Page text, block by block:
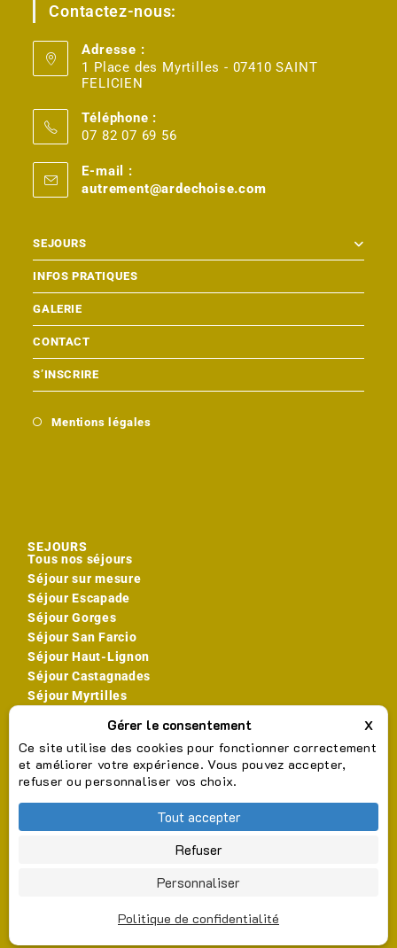
Ce site utilise des cookies pour fonctionner correctement
et améliorer votre expérience. Vous pouvez accepter,
refuser ou personnaliser vos choix.
Tout accepter
Refuser
Personnaliser
Politique de confidentialité
X
Contactez-nous:
Adresse :
1 Place des Myrtilles - 07410 SAINT
FELICIEN
Téléphone :
07 82 07 69 56
E-mail :
autrement@ardechoise.com
SEJOURS
INFOS PRATIQUES
GALERIE
CONTACT
S’INSCRIRE
Mentions légales
SEJOURS
Tous nos séjours
Séjour sur mesure
Séjour Escapade
Séjour Gorges
Séjour San Farcio
Séjour Haut-Lignon
Séjour Castagnades
Séjour Myrtilles
INFORMATIONS
Infos pratiques
Conditions générales d’utilisation (CGU)
Politique de confidentialité
Politique de cookies
Copyright 2026 -Ardéchoise Autrement